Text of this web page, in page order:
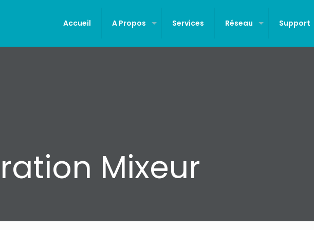
Accueil A Propos Services Réseau Support
Mixeur